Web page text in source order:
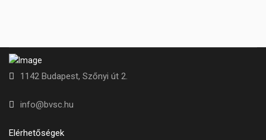
1142 Budapest, Szőnyi út 2.
info@bvsc.hu
Elérhetőségek